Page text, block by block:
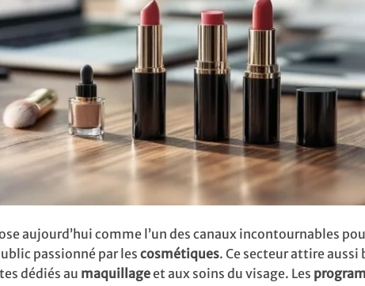
aujourd’hui comme l’un des canaux incontournables
passionné par les cosmétiques. Ce secteur attire
dédiés au maquillageet aux soins du visage. Les